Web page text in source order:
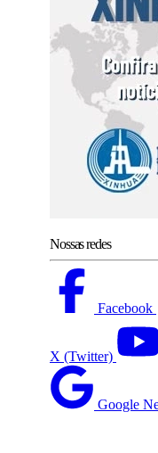
Nossas redes
Facebook
X (Twitter)
Google